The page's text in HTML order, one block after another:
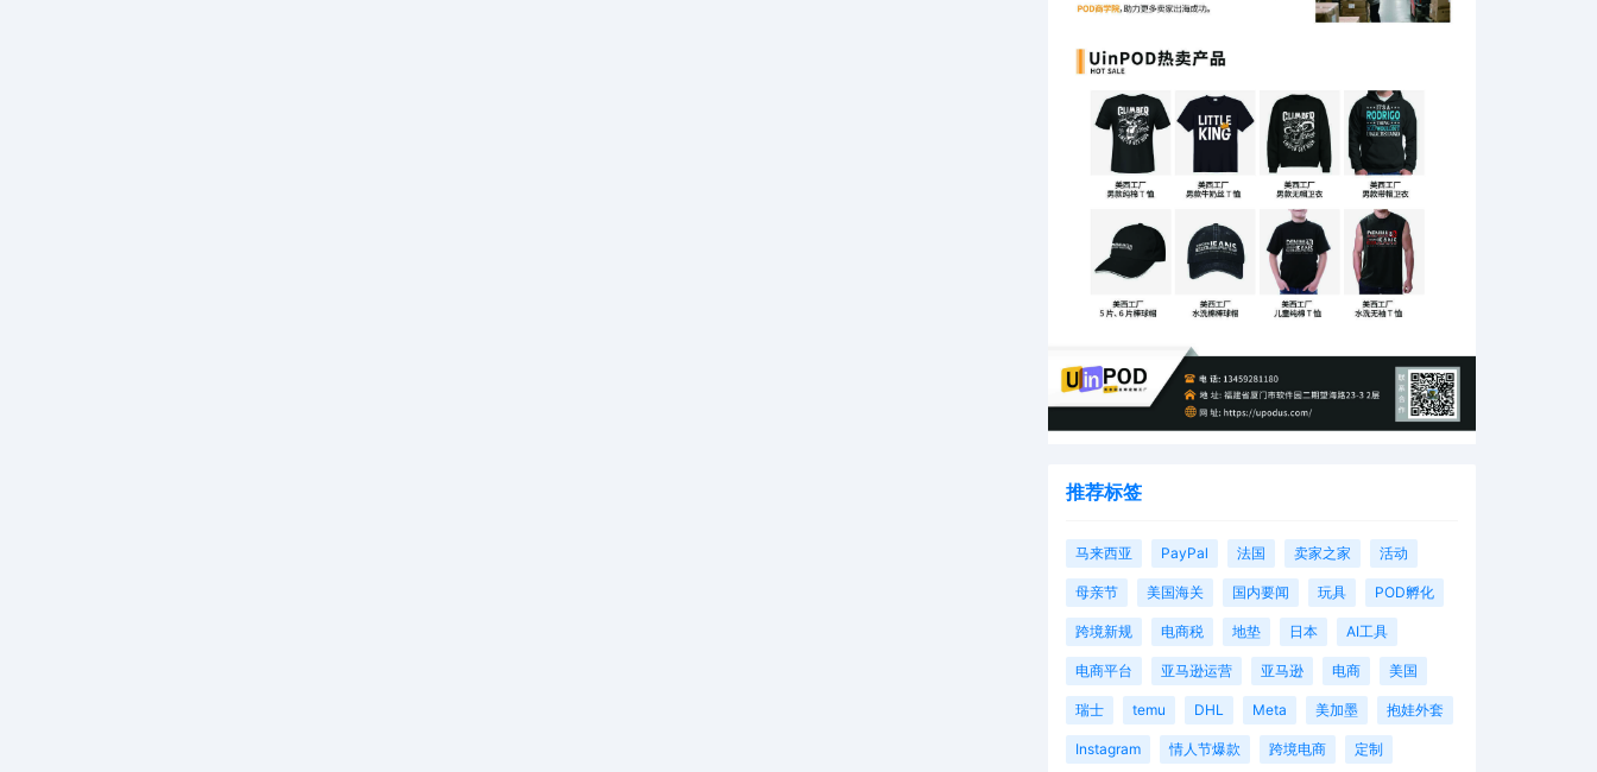
推荐标签
马来西亚 PayPal 法国 卖家之家 活动
母亲节 美国海关 国内要闻 玩具 POD孵化
跨境新规 电商税 地垫 日本 AI工具
电商平台 亚马逊运营 亚马逊 电商 美国
瑞士 temu DHL Meta 美加墨 抱娃外套
Instagram 情人节爆款 跨境电商 定制